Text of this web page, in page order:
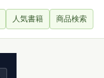
人気書籍 商品検索